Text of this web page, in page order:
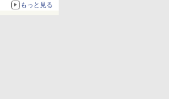
もっと見る